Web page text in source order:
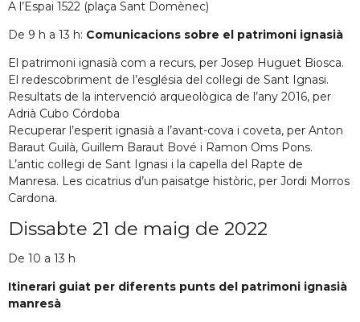
A l’Espai 1522 (plaça Sant Domènec)
De 9 h a 13 h: Comunicacions sobre el patrimoni ignasià
El patrimoni ignasià com a recurs, per Josep Huguet Biosca.
El redescobriment de l’església del col·legi de Sant Ignasi.
Resultats de la intervenció arqueològica de l’any 2016, per
Adrià Cubo Córdoba
Recuperar l’esperit ignasià a l’avant-cova i coveta, per Anton
Baraut Guilà, Guillem Baraut Bové i Ramon Oms Pons.
L’antic col·legi de Sant Ignasi i la capella del Rapte de
Manresa. Les cicatrius d’un paisatge històric, per Jordi Morros
Cardona.
Dissabte 21 de maig de 2022
De 10 a 13 h
Itinerari guiat per diferents punts del patrimoni ignasià
manresà